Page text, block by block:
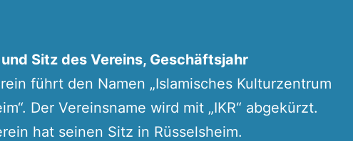
und Sitz des Vereins, Geschäftsjahr
führt den Namen „Islamisches Kulturzentrum
Der Vereinsname wird mit „IKR“ abgekürzt.
hat seinen Sitz in Rüsselsheim.